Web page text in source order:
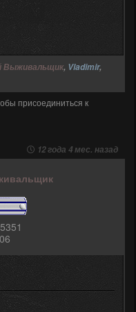
Выживальщик, Vladimir,
присоединиться к
12 года 4 мес. назад
5351